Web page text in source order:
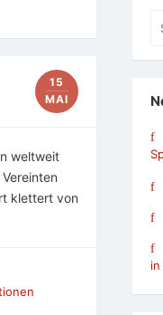
15
MAI
weltweit
klettert von